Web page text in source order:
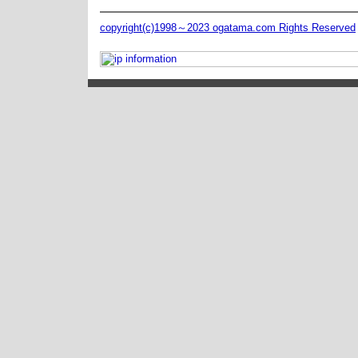
copyright(c)1998～2023 ogatama.com Rights Reserved